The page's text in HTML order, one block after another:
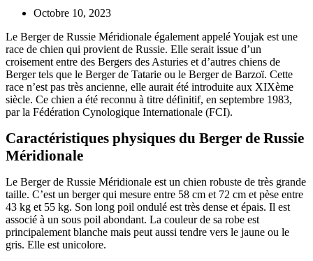
Octobre 10, 2023
Le Berger de Russie Méridionale également appelé Youjak est une
race de chien qui provient de Russie. Elle serait issue d’un
croisement entre des Bergers des Asturies et d’autres chiens de
Berger tels que le Berger de Tatarie ou le Berger de Barzoï. Cette
race n’est pas très ancienne, elle aurait été introduite aux XIXème
siècle. Ce chien a été reconnu à titre définitif, en septembre 1983,
par la Fédération Cynologique Internationale (FCI).
Caractéristiques physiques du Berger de Russie
Méridionale
Le Berger de Russie Méridionale est un chien robuste de très grande
taille. C’est un berger qui mesure entre 58 cm et 72 cm et pèse entre
43 kg et 55 kg. Son long poil ondulé est très dense et épais. Il est
associé à un sous poil abondant. La couleur de sa robe est
principalement blanche mais peut aussi tendre vers le jaune ou le
gris. Elle est unicolore.